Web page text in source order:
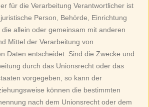
für die Verarbeitung Verantwortlicher ist
Person, Behörde, Einrichtung
allein oder gemeinsam mit anderen
Mittel der Verarbeitung von
Daten entscheidet. Sind die Zwecke und
durch das Unionsrecht oder das
vorgegeben, so kann der
können die bestimmten
nach dem Unionsrecht oder dem